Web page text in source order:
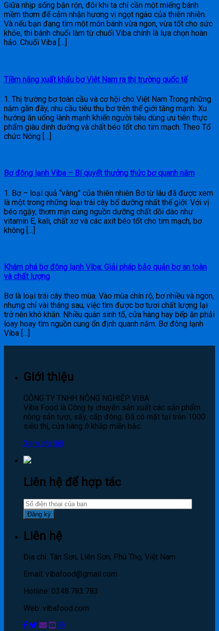
Giữa nhịp sống bận rộn, đôi khi ta chỉ cần một miếng bánh
mềm thơm để cảm nhận hương vị ngọt ngào của thiên nhiên.
Và nếu bạn đang tìm một món bánh vừa ngon, vừa tốt cho sức
khỏe, thì bánh chuối làm từ chuối Viba chính là lựa chọn hoàn
hảo. Chuối Viba […]
Tiềm năng xuất khẩu bơ Việt Nam ra thị trường quốc tế
1. Thị trường bơ toàn cầu và cơ hội cho Việt Nam Trong những
năm gần đây, nhu cầu tiêu thụ bơ trên thế giới tăng mạnh. Xu
hướng ăn uống lành mạnh khiến người tiêu dùng ưu tiên thực
phẩm giàu dinh dưỡng và chất béo tốt cho tim mạch. Theo Tổ
chức Nông […]
Bơ đông lạnh Viba – Bí quyết thưởng thức bơ quanh năm
1. Bơ – loại quả “vàng” của thiên nhiên Bơ từ lâu đã được xem
là một trong những loại trái cây bổ dưỡng nhất thế giới. Với vị
béo ngậy, thơm mịn cùng nguồn dưỡng chất dồi dào như
vitamin E, kali, chất xơ và các axit béo tốt cho tim mạch, bơ
không […]
Khám phá bơ đông lạnh Viba: Giải pháp bảo quản bơ an toàn
và chất lượng
Bơ là loại trái cây theo mùa. Vào mùa chín rộ, bơ nhiều và ngon,
nhưng chỉ vài tháng sau, việc tìm được bơ tươi chất lượng lại
trở nên khó khăn. Nhiều quán sinh tố, cửa hàng hay bếp ăn phải
loay hoay tìm nguồn cung ổn định quanh năm. Bơ đông lạnh
Viba […]
Giới thiệu
CÔNG TY TNHH NÔNG NGHIỆP VIBA
Viba Food là Công ty chuyên sản xuất các sản phẩm
nông sản tươi, sấy, cấp đông. Đã có mặt tại trên 1000
siêu thị, cửa hàng ở khắp miền bắc.
Xem chi tiết
Liên hệ để hợp tác
Liên hệ
Địa chỉ: Tân Sơn, Liên Sơn, Phú Thọ, Việt Nam
Email: vibafood@gmail.com
Hotline: 0348.783.783
Web: vibafood.com